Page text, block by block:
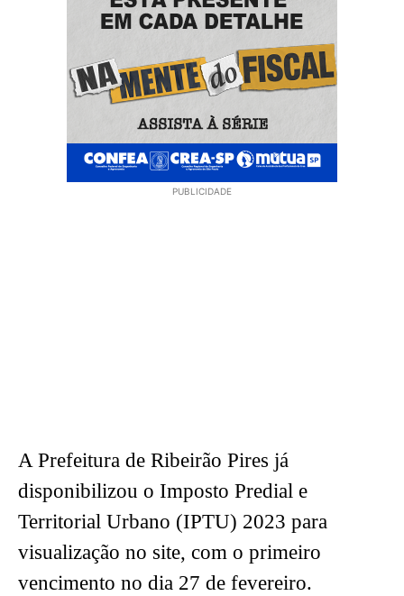
PUBLICIDADE
A Prefeitura de Ribeirão Pires já
disponibilizou o Imposto Predial e
Territorial Urbano (IPTU) 2023 para
visualização no site, com o primeiro
vencimento no dia 27 de fevereiro.